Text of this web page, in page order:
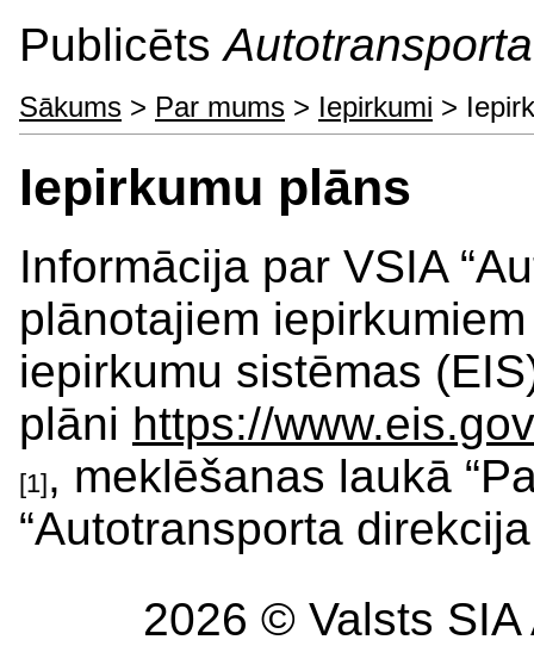
Publicēts
Sākums > Par mums > Iepirkumi >
Iepirkumu plāns
Informācija par VSIA
plānotajiem
iepirkumu sistēmas
plāni https://
[1], meklēšanas laukā
“Autotransporta
2026 © Valsts